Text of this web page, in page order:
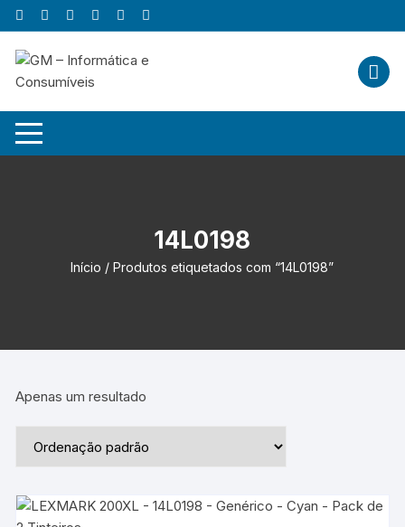
Skip
to
content
14L0198
Início / Produtos etiquetados com “14L0198”
Apenas um resultado